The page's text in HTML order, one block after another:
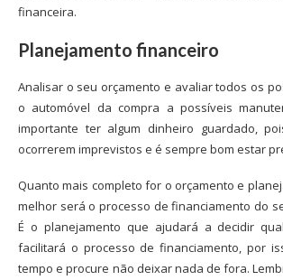
financeira.
Planejamento financeiro
Analisar o seu orçamento e avaliar todos os
o automóvel da compra a possíveis
importante ter algum dinheiro guardado,
ocorrerem imprevistos e é sempre bom estar
Quanto mais completo for o orçamento e
melhor será o processo de financiamento do
É o planejamento que ajudará a decidir
facilitará o processo de financiamento, por
tempo e procure não deixar nada de fora.